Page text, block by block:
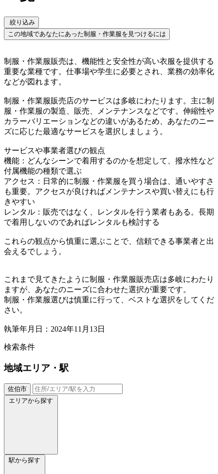
絞り込み
この地域であなたにあった制服・作業服を見つけるには
制服・作業服販売は、機能性と安全性が高い衣服を提供する
重要な業種です。仕事場や学生に必要とされ、業務の効率化
などが図れます。
制服・作業服販売店のサービスは多岐にわたります。主に制
服・作業服の製造、販売、メンテナンスなどです。伸縮性や
カラーバリエーションなどの違いがあるため、あなたのニー
ズに応じた最適なサービスを選択しましょう。
サービスや事業者選びの観点
機能：どんなシーンで着用するのかを想定して、撥水性など
付属機能の種類で選ぶ
アクセス：日常的に制服・作業服を買う場合は、通いやすさ
も重要。アクセスが良ければメンテナンスや買い替えにも行
きやすい
レンタル：販売ではなく、レンタルを行う業者もある。長期
で着用しないのであればレンタルも検討する
これらの観点から慎重に選ぶことで、信頼できる事業者と出
会えるでしょう。
これまで見てきたように制服・作業服販売店は多岐にわたり
ますが、あなたのニーズに合わせた選択が重要です。
制服・作業服選びは慎重に行って、ベストな選択をしてくだ
さい。
執筆年月日：2024年11月13日
検索条件
地域エリア・駅
佐伯市
エリアから探す
駅から探す